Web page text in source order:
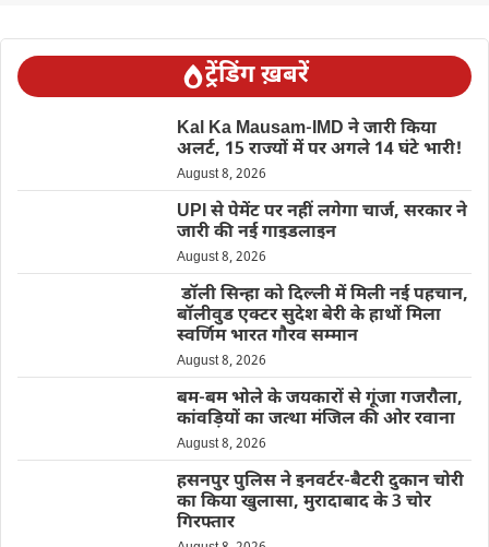
ट्रेंडिंग ख़बरें
Kal Ka Mausam-IMD ने जारी किया
अलर्ट, 15 राज्यों में पर अगले 14 घंटे भारी!
August 8, 2026
UPI से पेमेंट पर नहीं लगेगा चार्ज, सरकार ने
जारी की नई गाइडलाइन
August 8, 2026
डॉली सिन्हा को दिल्ली में मिली नई पहचान,
बॉलीवुड एक्टर सुदेश बेरी के हाथों मिला
स्वर्णिम भारत गौरव सम्मान
August 8, 2026
बम-बम भोले के जयकारों से गूंजा गजरौला,
कांवड़ियों का जत्था मंजिल की ओर रवाना
August 8, 2026
हसनपुर पुलिस ने इनवर्टर-बैटरी दुकान चोरी
का किया खुलासा, मुरादाबाद के 3 चोर
गिरफ्तार